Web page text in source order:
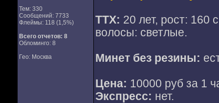
Тем: 330
Сообщений: 7733
Флеймы: 118 (1,5%)
Всего отчетов: 8
Обломинго: 8
Гео: Москва
ТТХ: 20 лет, рост: 160
волосы: светлые.
Минет без резины:
Цена: 10000 руб за 1
Экспресс: нет.